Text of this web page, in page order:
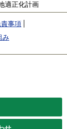
適正化計画
事項
み